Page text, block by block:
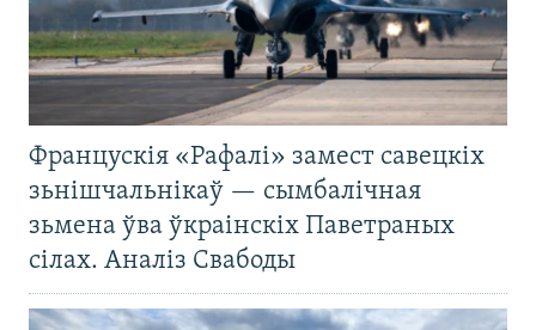
Францускія «Рафалі» замест савецкіх
зьнішчальнікаў — сымбалічная
зьмена ўва ўкраінскіх Паветраных
сілах. Аналіз Свабоды